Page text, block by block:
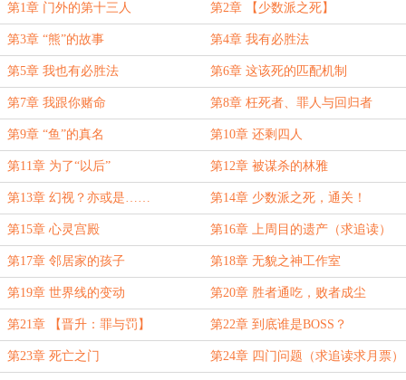
第1章 门外的第十三人 第2章 【少数派之死】
第3章 “熊”的故事 第4章 我有必胜法
第5章 我也有必胜法 第6章 这该死的匹配机制
第7章 我跟你赌命 第8章 枉死者、罪人与回归者
第9章 “鱼”的真名 第10章 还剩四人
第11章 为了“以后” 第12章 被谋杀的林雅
第13章 幻视？亦或是…… 第14章 少数派之死，通关！
第15章 心灵宫殿 第16章 上周目的遗产（求追读）
第17章 邻居家的孩子 第18章 无貌之神工作室
第19章 世界线的变动 第20章 胜者通吃，败者成尘
第21章 【晋升：罪与罚】 第22章 到底谁是BOSS？
第23章 死亡之门 第24章 四门问题（求追读求月票）